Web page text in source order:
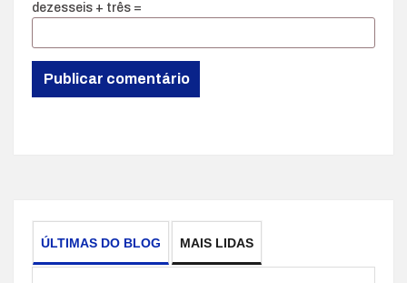
dezesseis + três =
ÚLTIMAS DO BLOG MAIS LIDAS